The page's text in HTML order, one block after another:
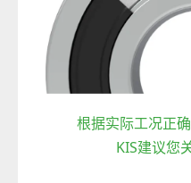
根据实际工况正
KIS建议您